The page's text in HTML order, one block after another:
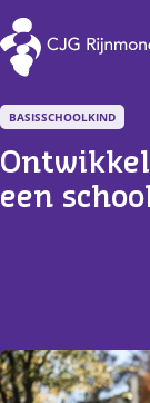
CJG Rijnmond
BASISSCHOOLKIND
een